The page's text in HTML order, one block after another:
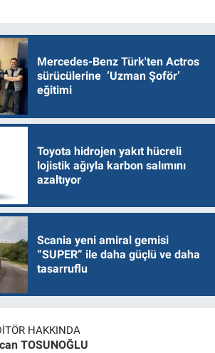
Mercedes-Benz Türk'ten Actros
sürücülerine ‘Uzman Şoför’
eğitimi
Toyota hidrojen yakıt hücreli
lojistik ağıyla karbon salımını
azaltıyor
Scania yeni amiral gemisi
“SUPER” ile daha güçlü ve daha
tasarruflu
HAKKINDA
TOSUNOĞLU